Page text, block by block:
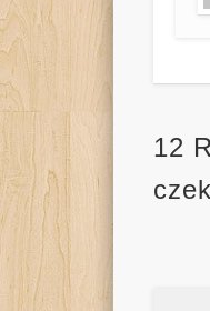
12